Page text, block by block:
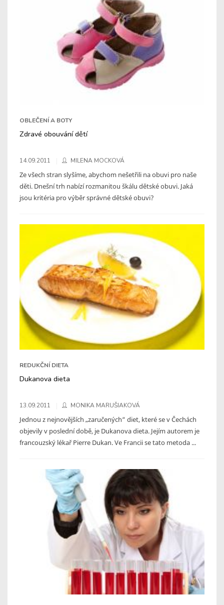
OBLEČENÍ A BOTY
Zdravé obouvání dětí
14.09.2011 MILENA MOCKOVÁ
Ze všech stran slyšíme, abychom nešetřili na obuvi pro naše
děti. Dnešní trh nabízí rozmanitou škálu dětské obuvi. Jaká
jsou kritéria pro výběr správné dětské obuvi?
REDUKČNÍ DIETA
Dukanova dieta
13.09.2011 MONIKA MARUŠIAKOVÁ
Jednou z nejnovějších „zaručených“ diet, které se v Čechách
objevily v poslední době, je Dukanova dieta. Jejím autorem je
francouzský lékař Pierre Dukan. Ve Francii se tato metoda ...